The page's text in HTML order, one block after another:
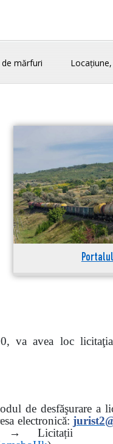
mărfuri
va avea loc
de desfăşurare a
electronică:
→